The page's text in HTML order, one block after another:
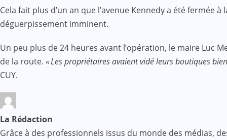
Cela fait plus d’un an que l’avenue Kennedy a été
déguerpissement imminent.
Un peu plus de 24 heures avant l’opération, le maire Luc
de la route. « Les propriétaires avaient vidé leurs boutiques
CUY.
La Rédaction
Grâce à des professionnels issus du monde des médias,